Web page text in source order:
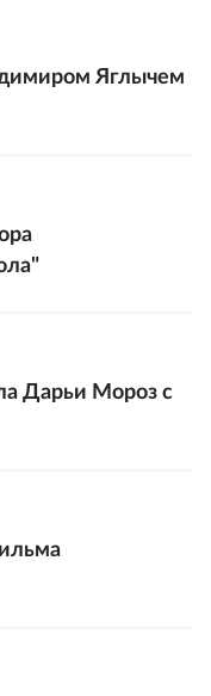
Яглычем
Дарьи Мороз с